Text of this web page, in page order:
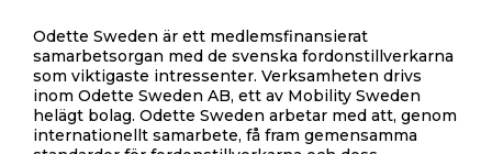
Odette Sweden är ett medlemsfinansierat
samarbetsorgan med de svenska fordonstillverkarna
som viktigaste intressenter. Verksamheten drivs
inom Odette Sweden AB, ett av Mobility Sweden
helägt bolag. Odette Sweden arbetar med att, genom
internationellt samarbete, få fram gemensamma